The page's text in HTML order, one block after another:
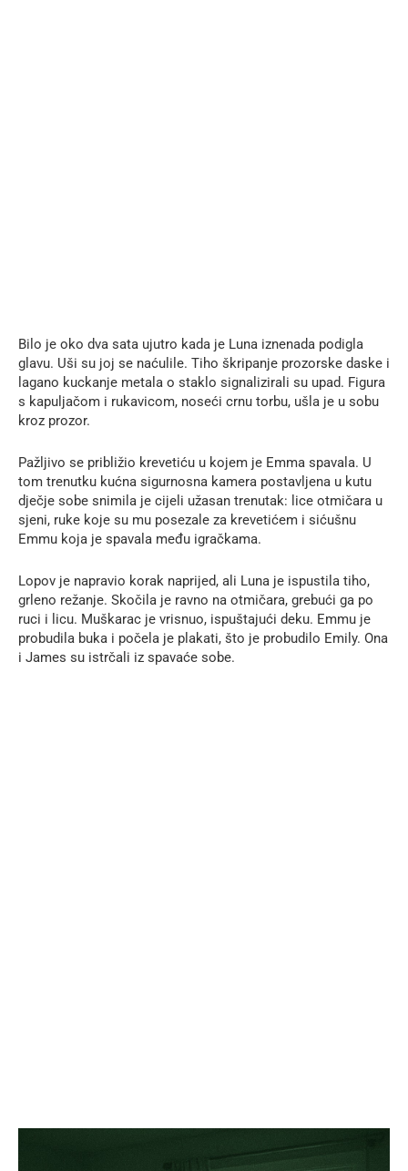
Bilo je oko dva sata ujutro kada je Luna iznenada podigla
glavu. Uši su joj se naćulile. Tiho škripanje prozorske daske i
lagano kuckanje metala o staklo signalizirali su upad. Figura
s kapuljačom i rukavicom, noseći crnu torbu, ušla je u sobu
kroz prozor.
Pažljivo se približio krevetiću u kojem je Emma spavala. U
tom trenutku kućna sigurnosna kamera postavljena u kutu
dječje sobe snimila je cijeli užasan trenutak: lice otmičara u
sjeni, ruke koje su mu posezale za krevetićem i sićušnu
Emmu koja je spavala među igračkama.
Lopov je napravio korak naprijed, ali Luna je ispustila tiho,
grleno režanje. Skočila je ravno na otmičara, grebući ga po
ruci i licu. Muškarac je vrisnuo, ispuštajući deku. Emmu je
probudila buka i počela je plakati, što je probudilo Emily. Ona
i James su istrčali iz spavaće sobe.